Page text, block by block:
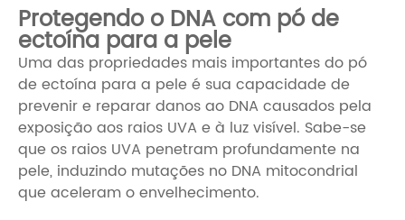
Protegendo o DNA com pó de
ectoína para a pele
Uma das propriedades mais importantes do pó
de ectoína para a pele é sua capacidade de
prevenir e reparar danos ao DNA causados ​​pela
exposição aos raios UVA e à luz visível. Sabe-se
que os raios UVA penetram profundamente na
pele, induzindo mutações no DNA mitocondrial
que aceleram o envelhecimento.